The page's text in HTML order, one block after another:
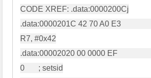
CODE XREF: .data:0000200Cj
.data:0000201C 42 70 A0 E3
R7, #0x42
.data:00002020 00 0000 EF
0       ; setsid